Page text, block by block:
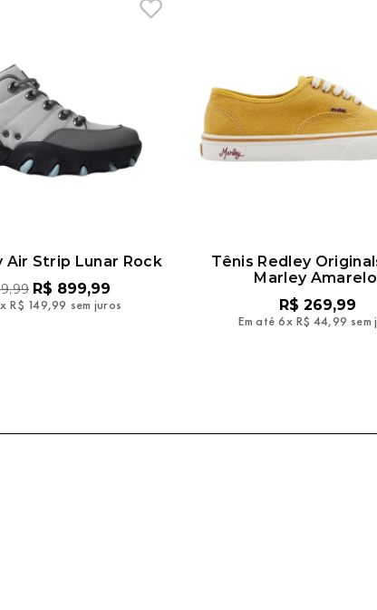
Air Strip Lunar Rock
,99 R$ 899,99
x R$ 149,99 sem juros
Tênis Redley
Marley Amarelo
R$ 269,99
Em até 6x R$ 44,99 sem